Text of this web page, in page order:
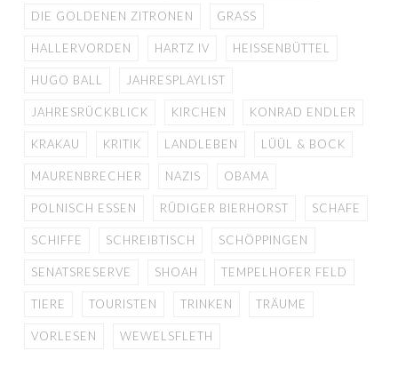
DIE GOLDENEN ZITRONEN GRASS
HALLERVORDEN HARTZ IV HEISSENBÜTTEL
HUGO BALL JAHRESPLAYLIST
JAHRESRÜCKBLICK KIRCHEN KONRAD ENDLER
KRAKAU KRITIK LANDLEBEN LÜÜL & BOCK
MAURENBRECHER NAZIS OBAMA
POLNISCH ESSEN RÜDIGER BIERHORST SCHAFE
SCHIFFE SCHREIBTISCH SCHÖPPINGEN
SENATSRESERVE SHOAH TEMPELHOFER FELD
TIERE TOURISTEN TRINKEN TRÄUME
VORLESEN WEWELSFLETH